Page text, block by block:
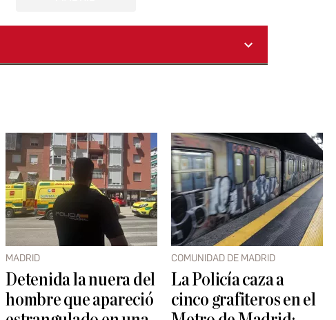
MADRID
Detenida la nuera del
hombre que apareció
COMUNIDAD DE MADRID
La Policía caza a
cinco grafiteros en el